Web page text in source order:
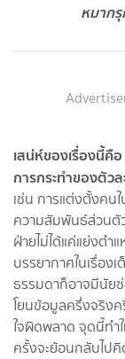
หมาก
เสน่ห์ของเรื่องนี้คื
การกระทำของตัว
เช่น การแต่งตั้งคน
ความสัมพันธ์ส่วนตั
ฝ่ายไม่ได้แค่แย่งตำ
บรรยากาศในเรื่อง
ธรรมดาก็อาจมีนัย
โยนข้อมูลครึ่งจริง
ใจผิดพลาด จุดนี้ทำ
ครั้งจะย้อนกลับไป